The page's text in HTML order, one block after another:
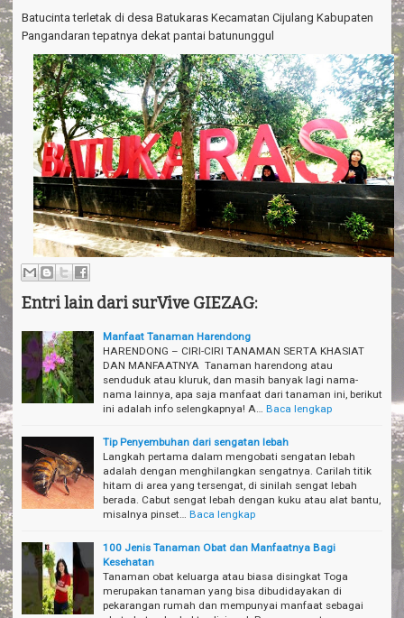
v
i
a
t
i
o
n
Batucinta terletak di desa Batukaras Kecamatan Cijulang Kabupaten
Pangandaran tepatnya dekat pantai batununggul
Entri lain dari surVive GIEZAG:
Manfaat Tanaman Harendong
HARENDONG – CIRI-CIRI TANAMAN SERTA KHASIAT
DAN MANFAATNYA Tanaman harendong atau
senduduk atau kluruk, dan masih banyak lagi nama-
nama lainnya, apa saja manfaat dari tanaman ini, berikut
ini adalah info selengkapnya! A…
Baca lengkap
Tip Penyembuhan dari sengatan lebah
Langkah pertama dalam mengobati sengatan lebah
adalah dengan menghilangkan sengatnya. Carilah titik
hitam di area yang tersengat, di sinilah sengat lebah
berada. Cabut sengat lebah dengan kuku atau alat bantu,
misalnya pinset…
Baca lengkap
100 Jenis Tanaman Obat dan Manfaatnya Bagi
Kesehatan
Tanaman obat keluarga atau biasa disingkat Toga
merupakan tanaman yang bisa dibudidayakan di
pekarangan rumah dan mempunyai manfaat sebagai